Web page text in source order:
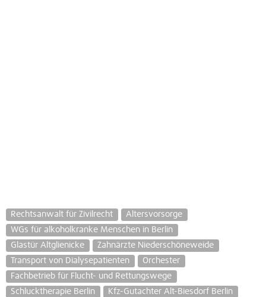
Rechtsanwalt für Zivilrecht
Altersvorsorge
WGs für alkoholkranke Menschen in Berlin
Glastür Altglienicke
Zahnärzte Niederschöneweide
Transport von Dialysepatienten
Orchester
Fachbetrieb für Flucht- und Rettungswege
Schlucktherapie Berlin
Kfz-Gutachter Alt-Biesdorf Berlin